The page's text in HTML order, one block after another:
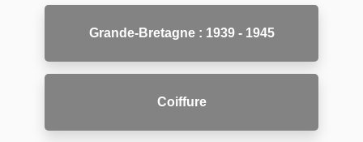
Grande-Bretagne : 1939 - 1945
Coiffure